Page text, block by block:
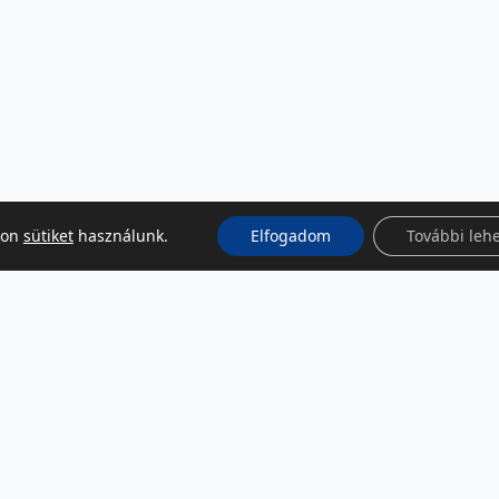
sütikethasználunk. Elfogadom További